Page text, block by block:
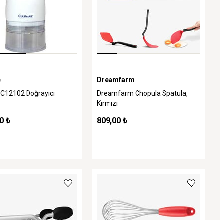
Doğrayıcı
₺
Dreamfarm
Dreamfarm Chopula Spatula,
Kırmızı
809,00 ₺